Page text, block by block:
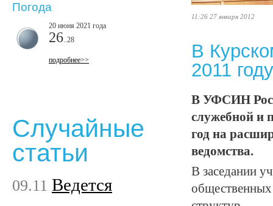
11:26 27 января 2012
В
2011 году
В УФСИН
служебной и
год на
ведомства.
В заседании
общественных
Погода
20 июня 2021 года
26 ..28
подробнее>>
Случайные
статьи
09.11 Ведется